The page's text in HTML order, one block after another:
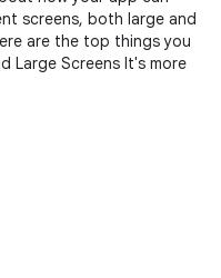
screens, both large and
are the top things you
Large Screens It's more